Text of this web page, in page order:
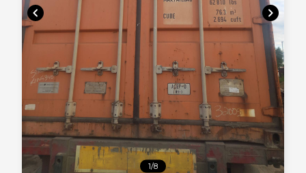
chevron_left chevron_right
1/8